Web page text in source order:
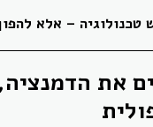
– אלא
את